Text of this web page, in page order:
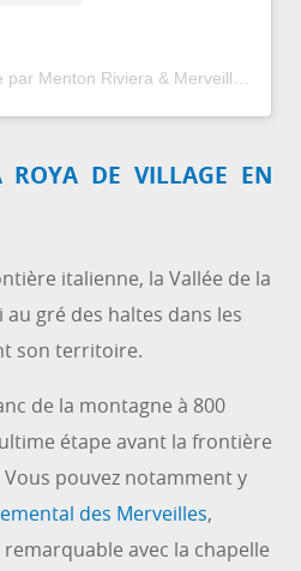
DE VILLAGE EN
italienne, la Vallée de la
au gré des haltes dans les
son territoire.
de la montagne à 800
étape avant la frontière
pouvez notamment y
des Merveilles,
avec la chapelle